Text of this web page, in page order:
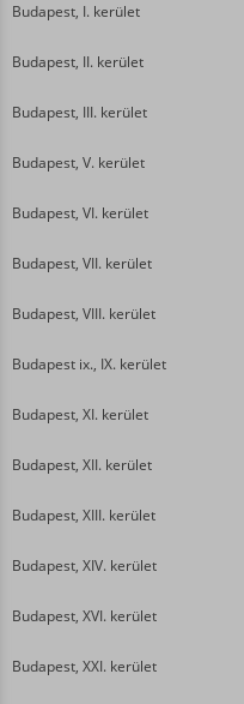
Budapest, I. kerület
Budapest, II. kerület
Budapest, III. kerület
Budapest, V. kerület
Budapest, VI. kerület
Budapest, VII. kerület
Budapest, VIII. kerület
Budapest ix., IX. kerület
Budapest, XI. kerület
Budapest, XII. kerület
Budapest, XIII. kerület
Budapest, XIV. kerület
Budapest, XVI. kerület
Budapest, XXI. kerület